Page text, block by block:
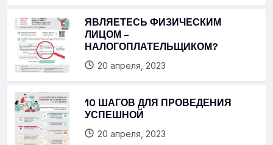
ЯВЛЯЕТЕСЬ ФИЗИЧЕСКИМ
ЛИЦОМ –
НАЛОГОПЛАТЕЛЬЩИКОМ?
20 апреля, 2023
10 ШАГОВ ДЛЯ ПРОВЕДЕНИЯ
УСПЕШНОЙ
20 апреля, 2023